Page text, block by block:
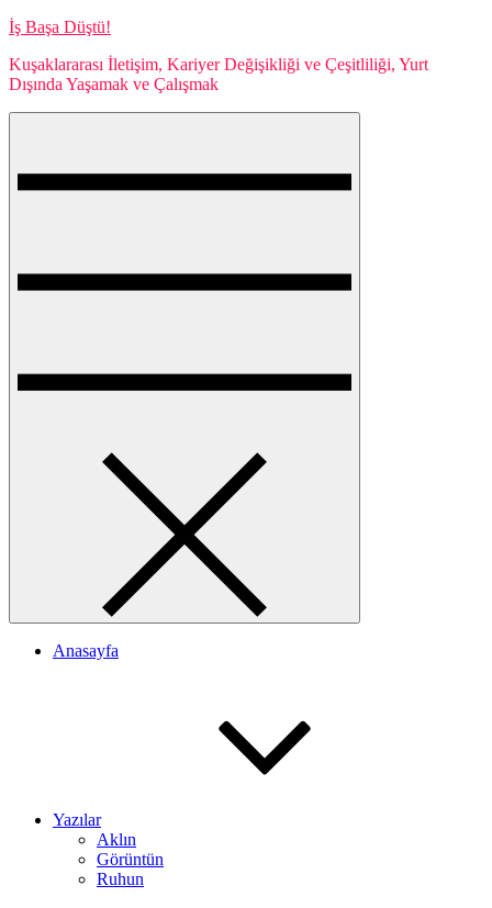
Skip
content
İş Başa Düştü!
Kuşaklararası İletişim, Kariyer Değişikliği ve Çeşitliliği, Yurt
Dışında Yaşamak ve Çalışmak
Anasayfa
Yazılar
Aklın
Görüntün
Ruhun